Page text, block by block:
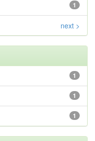
1
next >
1
1
1